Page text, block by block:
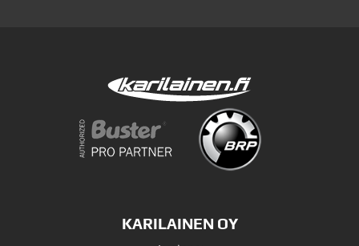
KARILAINEN OY